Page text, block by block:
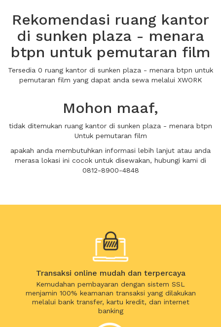
Rekomendasi ruang kantor
di sunken plaza - menara
btpn untuk pemutaran film
Tersedia 0 ruang kantor di sunken plaza - menara btpn untuk
pemutaran film yang dapat anda sewa melalui XWORK
Mohon maaf,
tidak ditemukan ruang kantor di sunken plaza - menara btpn
Untuk pemutaran film
apakah anda membutuhkan informasi lebih lanjut atau anda
merasa lokasi ini cocok untuk disewakan, hubungi kami di
0812-8900-4848
Transaksi online mudah dan terpercaya
Kemudahan pembayaran dengan sistem SSL
menjamin 100% keamanan transaksi yang dilakukan
melalui bank transfer, kartu kredit, dan internet
banking